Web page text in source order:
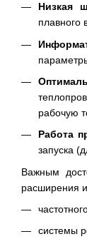
Низкая
плавного
рабочую
Работа
запуска
Важным
расширения
системы